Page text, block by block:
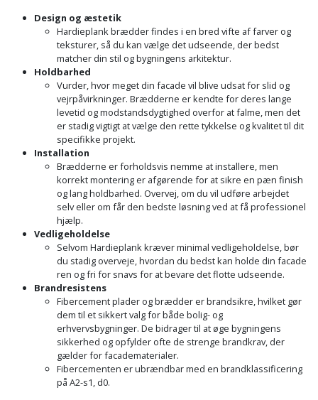
Design og æstetik
Hardieplank brædder findes i en bred vifte af farver og
teksturer, så du kan vælge det udseende, der bedst
matcher din stil og bygningens arkitektur.
Holdbarhed
Vurder, hvor meget din facade vil blive udsat for slid og
vejrpåvirkninger. Brædderne er kendte for deres lange
levetid og modstandsdygtighed overfor at falme, men det
er stadig vigtigt at vælge den rette tykkelse og kvalitet til dit
specifikke projekt.
Installation
Brædderne er forholdsvis nemme at installere, men
korrekt montering er afgørende for at sikre en pæn finish
og lang holdbarhed. Overvej, om du vil udføre arbejdet
selv eller om får den bedste løsning ved at få professionel
hjælp.
Vedligeholdelse
Selvom Hardieplank kræver minimal vedligeholdelse, bør
du stadig overveje, hvordan du bedst kan holde din facade
ren og fri for snavs for at bevare det flotte udseende.
Brandresistens
Fibercement plader og brædder er brandsikre, hvilket gør
dem til et sikkert valg for både bolig- og
erhvervsbygninger. De bidrager til at øge bygningens
sikkerhed og opfylder ofte de strenge brandkrav, der
gælder for facadematerialer.
Fibercementen er ubrændbar med en brandklassificering
på A2-s1, d0.